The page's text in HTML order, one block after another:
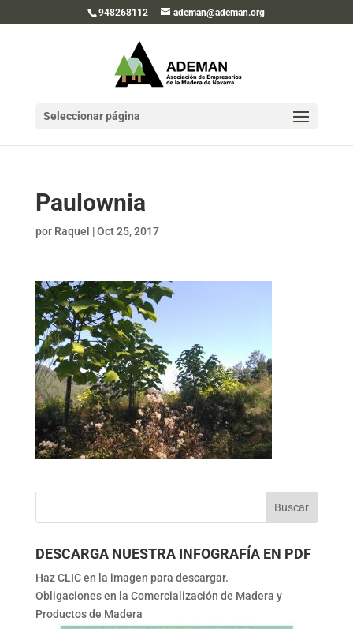
948268112 ademan@ademan.org
Seleccionar página
Paulownia
por Raquel |Oct 25, 2017
DESCARGA NUESTRA INFOGRAFÍA EN PDF
Haz CLIC en la imagen para descargar.
Obligaciones en la Comercialización de Madera y
Productos de Madera